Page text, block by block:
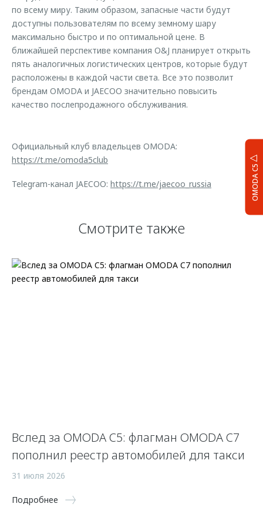
OMODA C5
по всему миру. Таким образом, запасные части будут
доступны пользователям по всему земному шару
максимально быстро и по оптимальной цене. В
ближайшей перспективе компания O&J планирует открыть
пять аналогичных логистических центров, которые будут
расположены в каждой части света. Все это позволит
брендам OMODA и JAECOO значительно повысить
качество послепродажного обслуживания.
Официальный клуб владельцев OMODA:
https://t.me/omoda5club
Telegram-канал JAECOO: https://t.me/jaecoo_russia
Смотрите также
Вслед за OMODA C5: флагман OMODA C7
пополнил реестр автомобилей для такси
31 июля 2026
Подробнее